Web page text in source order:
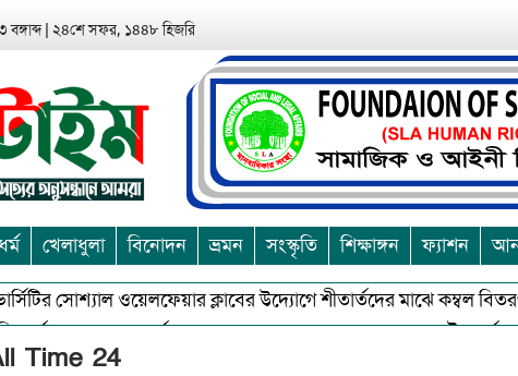
২৪শে সফর, ১৪৪৮ হিজরি
ধর্ম খেলাধুলা বিনোদন ভ্রমন সংস্কৃতি শিক্ষাঙ্গন ফ্যাশন
সোশ্যাল ওয়েলফেয়ার ক্লাবের উদ্যোগে শীতার্তদের মাঝে কম্বল বিতরণ
ও অশুভকে বর্জন করে সত্য,সুন্দরকে বরনে কলাপাড়ায় বৌদ্ধ
Time 24